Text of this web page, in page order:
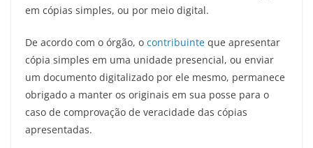
em cópias simples, ou por meio digital.
De acordo com o órgão, o contribuinte que apresentar
cópia simples em uma unidade presencial, ou enviar
um documento digitalizado por ele mesmo, permanece
obrigado a manter os originais em sua posse para o
caso de comprovação de veracidade das cópias
apresentadas.